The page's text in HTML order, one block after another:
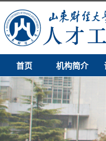
首页 机构简介